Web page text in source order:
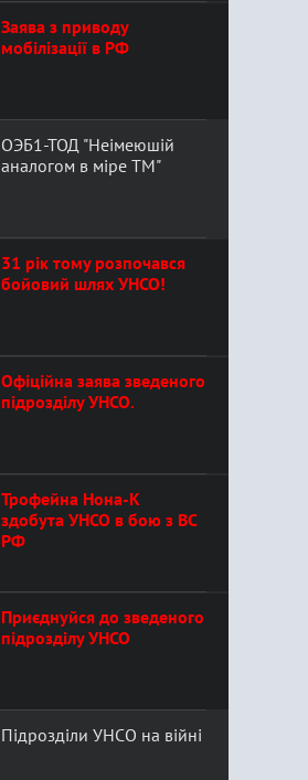
Заява з приводу
мобілізації в РФ
ОЭБ1-ТОД "Неімеюшій
аналогом в міре ТМ"
31 рік тому розпочався
бойовий шлях УНСО!
Офіційна заява зведеного
підрозділу УНСО.
Трофейна Нона-К
здобута УНСО в бою з ВС
РФ
Приєднуйся до зведеного
підрозділу УНСО
Підрозділи УНСО на війні